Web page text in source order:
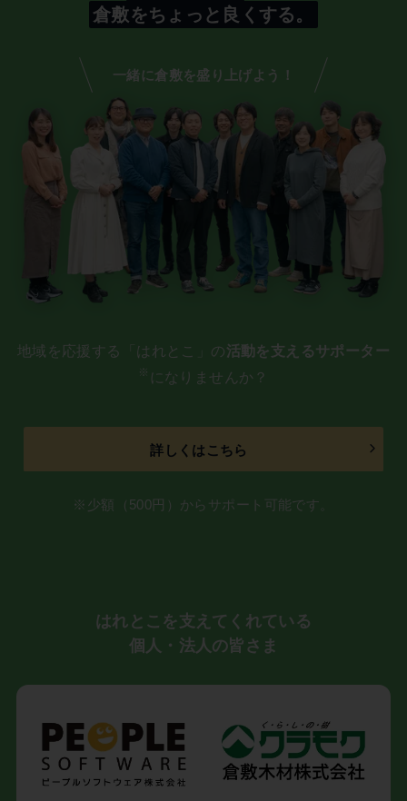
倉敷をちょっと良くする。
一緒に倉敷を盛り上げよう！
地域を応援する「はれとこ」の活動を支えるサポーター
※ になりませんか？
詳しくはこちら
※少額（500円）からサポート可能です。
はれとこを支えてくれている
個人・法人の皆さま